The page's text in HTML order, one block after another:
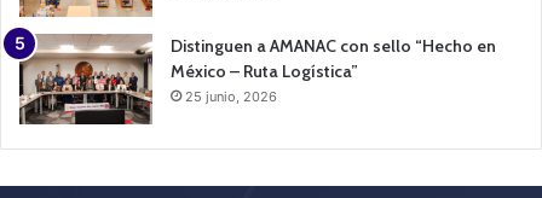
Distinguen a AMANAC con sello “Hecho en
México – Ruta Logística”
25 junio, 2026